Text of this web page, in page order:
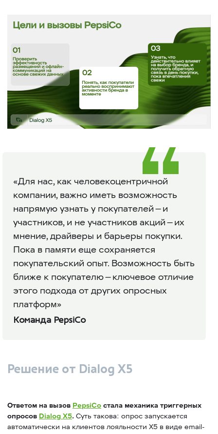
«Для нас, как человекоцентричной
компании, важно иметь возможность
напрямую узнать у покупателей — и
участников, и не участников акций — их
мнение, драйверы и барьеры покупки.
Пока в памяти еще сохраняется
покупательский опыт. Возможность быть
ближе к покупателю — ключевое отличие
этого подхода от других опросных
платформ»
Команда PepsiCo
Решение от Dialog X5
Ответом на вызов PepsiCo стала механика триггерных
опросов Dialog X5. Суть такова: опрос запускается
автоматически на клиентов лояльности Х5 в виде email-